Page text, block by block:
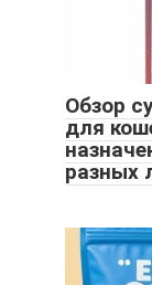
Обзор
для
разных